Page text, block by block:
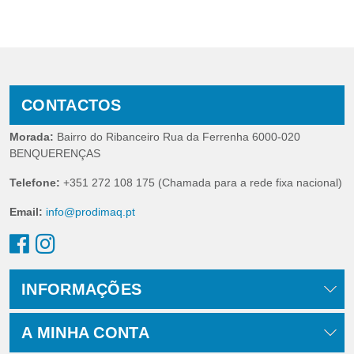
CONTACTOS
Morada: Bairro do Ribanceiro Rua da Ferrenha 6000-020
BENQUERENÇAS
Telefone: +351 272 108 175 (Chamada para a rede fixa nacional)
Email: info@prodimaq.pt
INFORMAÇÕES
A MINHA CONTA